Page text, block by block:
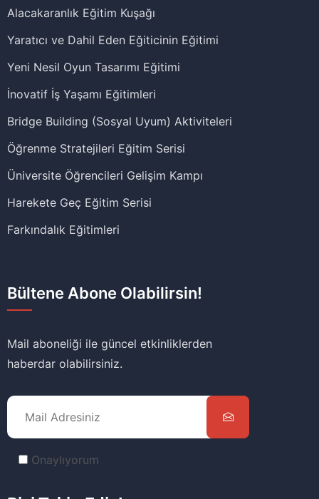
Alacakaranlık Eğitim Kuşağı
Yaratıcı ve Dahil Eden Eğiticinin Eğitimi
Yeni Nesil Oyun Tasarımı Eğitimi
İnovatif İş Yaşamı Eğitimleri
Bridge Building (Sosyal Uyum) Aktiviteleri
Öğrenme Stratejileri Eğitim Serisi
Üniversite Öğrencileri Gelişim Kampı
Harekete Geç Eğitim Serisi
Farkındalık Eğitimleri
Bültene Abone Olabilirsin!
Mail aboneliği ile güncel etkinliklerden
haberdar olabilirsiniz.
Onaylıyorum